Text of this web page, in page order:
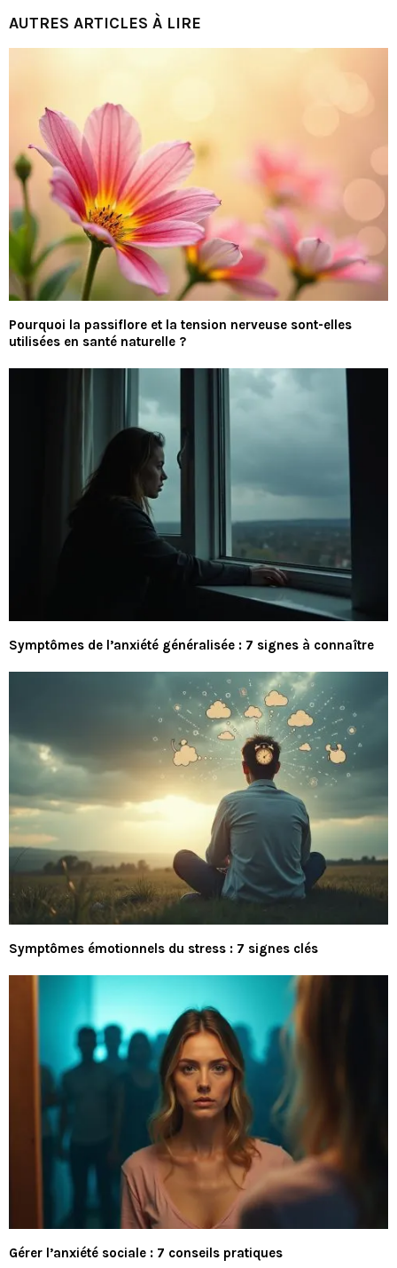
AUTRES ARTICLES À LIRE
Pourquoi la passiflore et la tension nerveuse sont-elles
utilisées en santé naturelle ?
Symptômes de l’anxiété généralisée : 7 signes à connaître
Symptômes émotionnels du stress : 7 signes clés
Gérer l’anxiété sociale : 7 conseils pratiques